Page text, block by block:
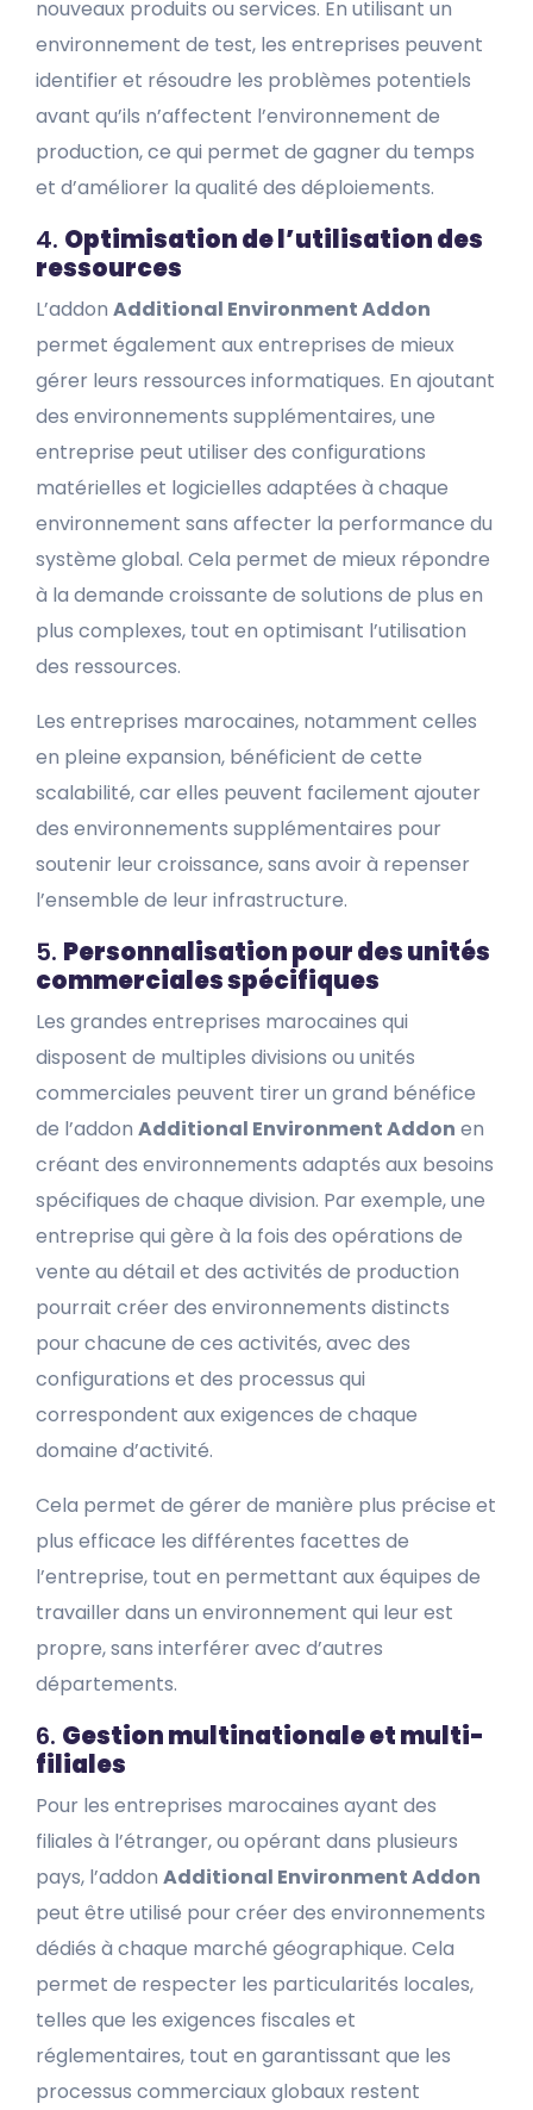
nouveaux produits ou services. En utilisant un
environnement de test, les entreprises peuvent
identifier et résoudre les problèmes potentiels
avant qu’ils n’affectent l’environnement de
production, ce qui permet de gagner du temps
et d’améliorer la qualité des déploiements.
4. Optimisation de l’utilisation des
ressources
L’addon Additional Environment Addon
permet également aux entreprises de mieux
gérer leurs ressources informatiques. En ajoutant
des environnements supplémentaires, une
entreprise peut utiliser des configurations
matérielles et logicielles adaptées à chaque
environnement sans affecter la performance du
système global. Cela permet de mieux répondre
à la demande croissante de solutions de plus en
plus complexes, tout en optimisant l’utilisation
des ressources.
Les entreprises marocaines, notamment celles
en pleine expansion, bénéficient de cette
scalabilité, car elles peuvent facilement ajouter
des environnements supplémentaires pour
soutenir leur croissance, sans avoir à repenser
l’ensemble de leur infrastructure.
5. Personnalisation pour des unités
commerciales spécifiques
Les grandes entreprises marocaines qui
disposent de multiples divisions ou unités
commerciales peuvent tirer un grand bénéfice
de l’addon Additional Environment Addon en
créant des environnements adaptés aux besoins
spécifiques de chaque division. Par exemple, une
entreprise qui gère à la fois des opérations de
vente au détail et des activités de production
pourrait créer des environnements distincts
pour chacune de ces activités, avec des
configurations et des processus qui
correspondent aux exigences de chaque
domaine d’activité.
Cela permet de gérer de manière plus précise et
plus efficace les différentes facettes de
l’entreprise, tout en permettant aux équipes de
travailler dans un environnement qui leur est
propre, sans interférer avec d’autres
départements.
6. Gestion multinationale et multi-
filiales
Pour les entreprises marocaines ayant des
filiales à l’étranger, ou opérant dans plusieurs
pays, l’addon Additional Environment Addon
peut être utilisé pour créer des environnements
dédiés à chaque marché géographique. Cela
permet de respecter les particularités locales,
telles que les exigences fiscales et
réglementaires, tout en garantissant que les
processus commerciaux globaux restent